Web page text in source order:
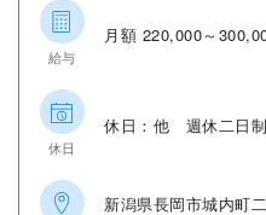
給与
月額 220,000～
休日
休日：他 週休二日
新潟県長岡市城内町